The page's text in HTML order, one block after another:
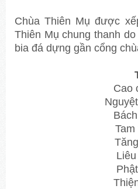
Chùa Thiên Mụ được
Thiên Mụ chung thanh
bia đá dựng gần cổng
Cao